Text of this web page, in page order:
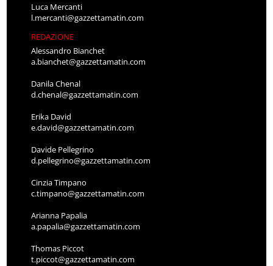
Luca Mercanti
l.mercanti@gazzettamatin.com
REDAZIONE
Alessandro Bianchet
a.bianchet@gazzettamatin.com
Danila Chenal
d.chenal@gazzettamatin.com
Erika David
e.david@gazzettamatin.com
Davide Pellegrino
d.pellegrino@gazzettamatin.com
Cinzia Timpano
c.timpano@gazzettamatin.com
Arianna Papalia
a.papalia@gazzettamatin.com
Thomas Piccot
t.piccot@gazzettamatin.com